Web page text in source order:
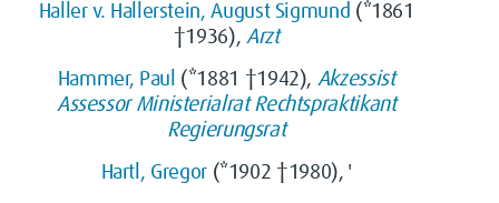
Haller v. Hallerstein, August Sigmund (*1861
†1936), Arzt
Hammer, Paul (*1881 †1942), Akzessist
Assessor Ministerialrat Rechtspraktikant
Regierungsrat
Hartl, Gregor(*1902 †1980), '